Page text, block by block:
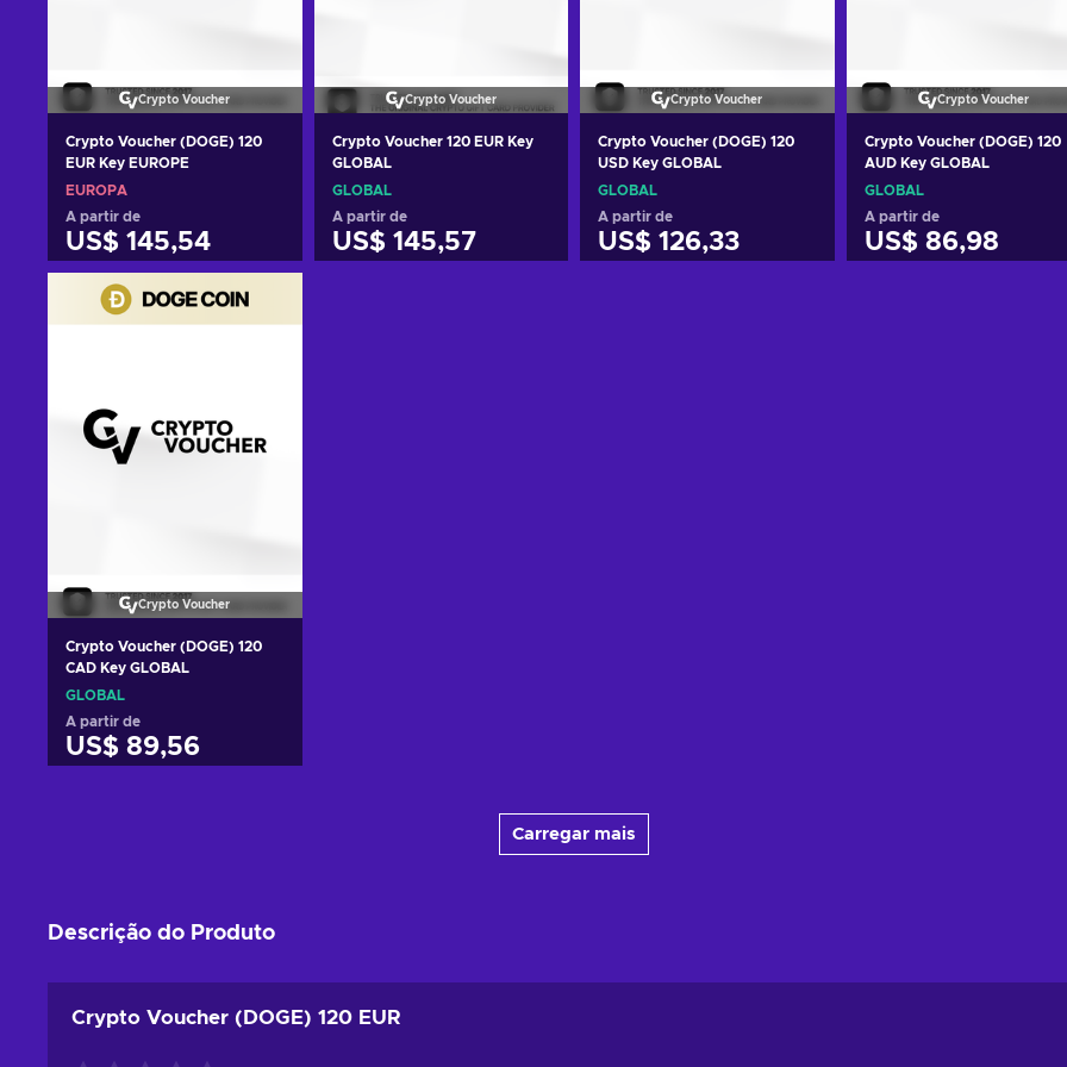
Crypto Voucher
Crypto Voucher (DOGE) 120
EUR Key EUROPE
EUROPA
A partir de
US$ 145,54
Adicionar ao carrinho
Crypto Voucher
Crypto Voucher 120 EUR Key
GLOBAL
GLOBAL
A partir de
US$ 145,57
Crypto Voucher
Crypto Voucher (DOGE) 120
USD Key GLOBAL
GLOBAL
A partir de
US$ 126,33
Crypto Voucher
Crypto Voucher (DOGE) 120
AUD Key GLOBAL
GLOBAL
A partir de
US$ 86,98
Crypto Voucher
Crypto Voucher (DOGE) 120
CAD Key GLOBAL
GLOBAL
A partir de
US$ 89,56
Carregar mais
Descrição do Produto
Crypto Voucher (DOGE) 120 EUR